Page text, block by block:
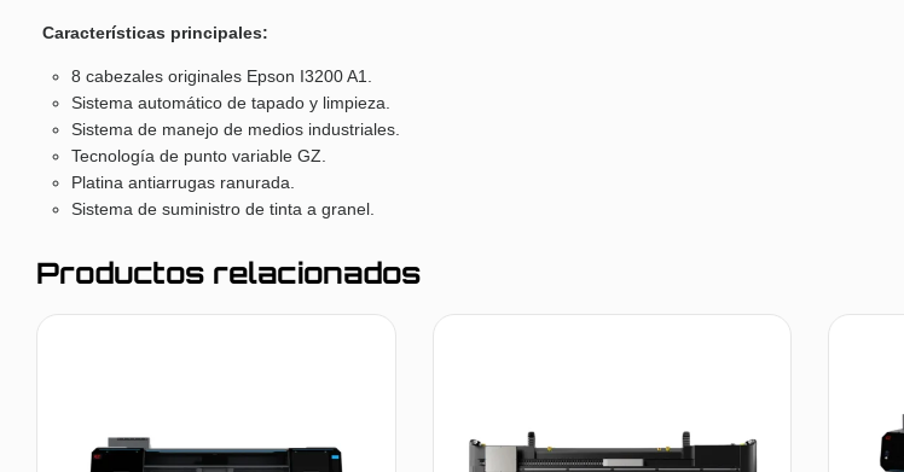
Características principales:
8 cabezales originales Epson I3200 A1.
Sistema automático de tapado y limpieza.
Sistema de manejo de medios industriales.
Tecnología de punto variable GZ.
Platina antiarrugas ranurada.
Sistema de suministro de tinta a granel.
Productos relacionados